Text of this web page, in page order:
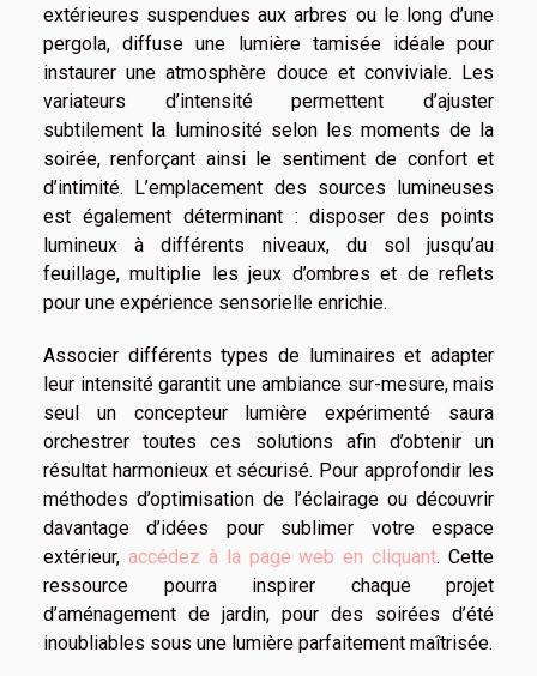
extérieures suspendues aux arbres ou le long d’une
pergola, diffuse une lumière tamisée idéale pour
instaurer une atmosphère douce et conviviale. Les
variateurs d’intensité permettent d’ajuster
subtilement la luminosité selon les moments de la
soirée, renforçant ainsi le sentiment de confort et
d’intimité. L’emplacement des sources lumineuses
est également déterminant : disposer des points
lumineux à différents niveaux, du sol jusqu’au
feuillage, multiplie les jeux d’ombres et de reflets
pour une expérience sensorielle enrichie.
Associer différents types de luminaires et adapter
leur intensité garantit une ambiance sur-mesure, mais
seul un concepteur lumière expérimenté saura
orchestrer toutes ces solutions afin d’obtenir un
résultat harmonieux et sécurisé. Pour approfondir les
méthodes d’optimisation de l’éclairage ou découvrir
davantage d’idées pour sublimer votre espace
extérieur, accédez à la page web en cliquant. Cette
ressource pourra inspirer chaque projet
d’aménagement de jardin, pour des soirées d’été
inoubliables sous une lumière parfaitement maîtrisée.